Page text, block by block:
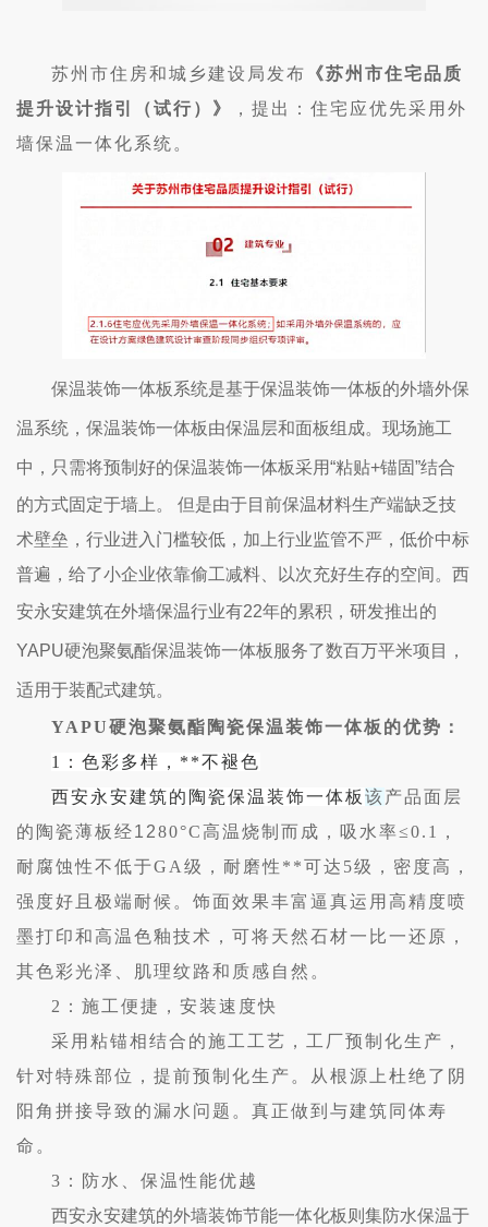
苏州市住房和城乡建设局发布
《苏州市住宅品质
提升设计指引（试行）》
，提出：住宅应优先采用外
墙保温一体化系统。
保温装饰一体板系统是基于保温装饰一体板的外墙外保
温系统，保温装饰一体板由保温层和面板组成。现场施工
中，只需将预制好的保温装饰一体板采用“粘贴+锚固”结合
的方式固定于墙上。 但是由于目前保温材料生产端缺乏技
术壁垒，行业进入门槛较低，加上行业监管不严，低价中标
普遍，给了小企业依靠偷工减料、以次充好生存的空间。西
安永安建筑在外墙保温行业有22年的累积，研发推出的
YAPU硬泡聚氨酯保温装饰一体板服务了数百万平米项目，
适用于装配式建筑。
YAPU硬泡聚氨酯陶瓷保温装饰一体板的优势：
1：色彩多样，**不褪色
西安永安建筑的陶瓷保温装饰一体板 该产品面层
的陶瓷薄板经1280°C高温烧制而成，吸水率≤0.1，
耐腐蚀性不低于GA级，耐磨性**可达5级，密度高，
强度好且极端耐候。饰面效果丰富逼真运用高精度喷
墨打印和高温色釉技术，可将天然石材一比一还原，
其色彩光泽、肌理纹路和质感自然。
2：施工便捷，安装速度快
采用粘锚相结合的施工工艺，工厂预制化生产，
针对特殊部位，提前预制化生产。从根源上杜绝了阴
阳角拼接导致的漏水问题。真正做到与建筑同体寿
命。
3：防水、保温性能优越
西安永安建筑的外墙装饰节能一体化板则集防水保温于